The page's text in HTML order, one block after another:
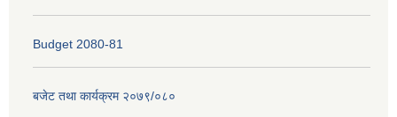
Budget 2080-81
बजेट तथा कार्यक्रम २०७९/०८०